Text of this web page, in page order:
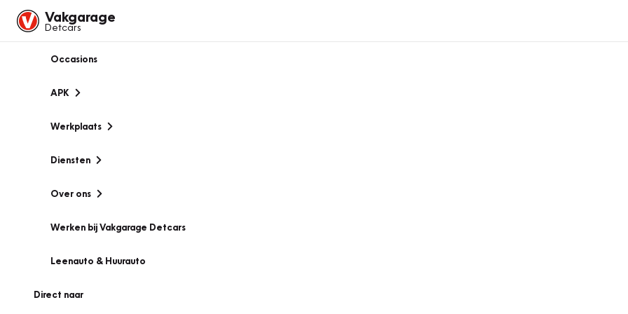
Vakgarage
Detcars
Occasions
APK
Werkplaats
Diensten
Over ons
Werken bij Vakgarage Detcars
Leenauto & Huurauto
Direct naar